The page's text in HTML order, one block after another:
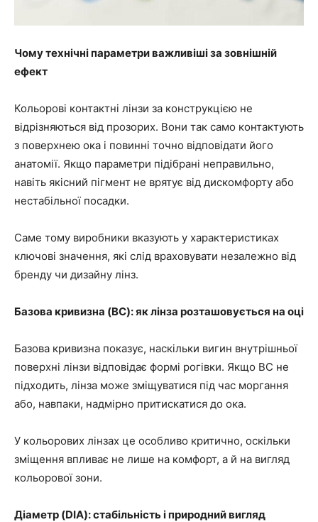
Чому технічні параметри важливіші за зовнішній
ефект
Кольорові контактні лінзи за конструкцією не
відрізняються від прозорих. Вони так само контактують
з поверхнею ока і повинні точно відповідати його
анатомії. Якщо параметри підібрані неправильно,
навіть якісний пігмент не врятує від дискомфорту або
нестабільної посадки.
Саме тому виробники вказують у характеристиках
ключові значення, які слід враховувати незалежно від
бренду чи дизайну лінз.
Базова кривизна (BC): як лінза розташовується на оці
Базова кривизна показує, наскільки вигин внутрішньої
поверхні лінзи відповідає формі рогівки. Якщо BC не
підходить, лінза може зміщуватися під час моргання
або, навпаки, надмірно притискатися до ока.
У кольорових лінзах це особливо критично, оскільки
зміщення впливає не лише на комфорт, а й на вигляд
кольорової зони.
Діаметр (DIA): стабільність і природний вигляд